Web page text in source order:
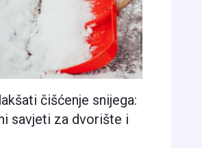
čišćenje snijega:
savjeti za dvorište i